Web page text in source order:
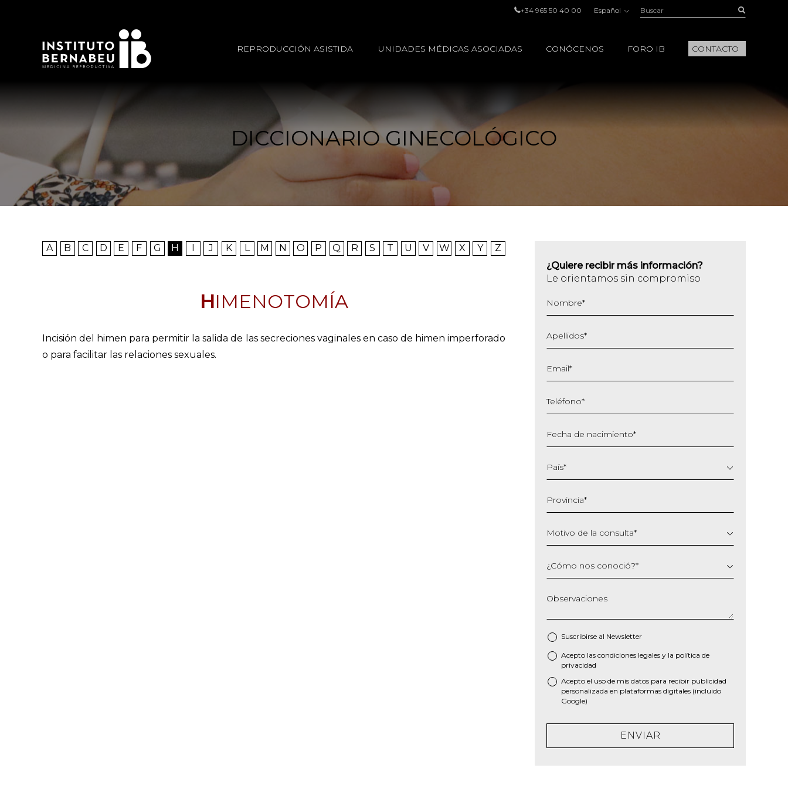
+34 965 50 40 00 Español Buscar:
REPRODUCCIÓN ASISTIDA UNIDADES MÉDICAS ASOCIADAS CONÓCENOS FORO IB CONTACTO
DICCIONARIO GINECOLÓGICO
A B C D E F G H I J K L M N O P Q R S T U V W X Y Z
HIMENOTOMÍA
Incisión del himen para permitir la salida de las secreciones vaginales en caso de himen imperforado
o para facilitar las relaciones sexuales.
¿Quiere recibir más información?
Le orientamos sin compromiso
Nombre*
Apellidos*
Email*
Teléfono*
Fecha de nacimiento*
barra
MM
AAAA
País*
Provincia*
Motivo de la consulta*
¿Cómo nos conoció?*
Observaciones
Suscribirse al Newsletter
* Acepto las condiciones legales y la política de
privacidad
Acepto el uso de mis datos para recibir publicidad
personalizada en plataformas digitales (incluido
Google)
ENVIAR